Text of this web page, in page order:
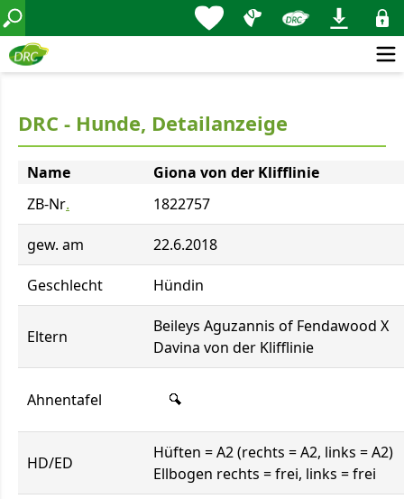
DRC - Hunde, Detailanzeige
Name
Giona von der Klifflinie
ZB-Nr. 1822757
gew. am 22.6.2018
Geschlecht Hündin
Eltern
Beileys Aguzannis of Fendawood X
Davina von der Klifflinie
Ahnentafel
HD/ED
Hüften = A2 (rechts = A2, links = A2)
Ellbogen rechts = frei, links = frei